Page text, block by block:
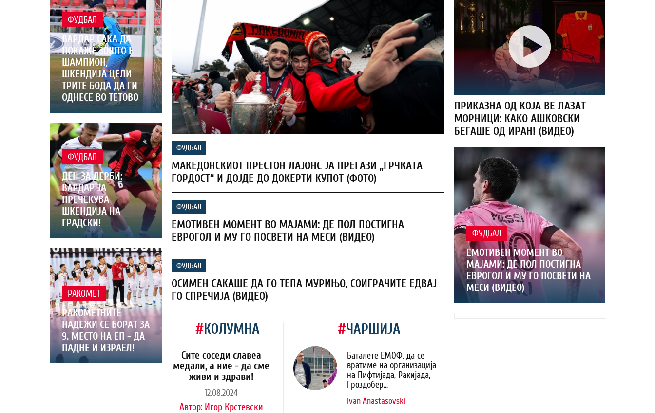
ФУДБАЛ
ВАРДАР САКА ДА
ПОКАЖЕ ЗОШТО Е
ШАМПИОН,
ШКЕНДИЈА ЦЕЛИ
ТРИТЕ БОДА ДА ГИ
ОДНЕСЕ ВО ТЕТОВО
ФУДБАЛ
ДЕН ЗА ДЕРБИ:
ВАРДАР ЈА
ПРЕЧЕКУВА
ШКЕНДИЈА НА
ГРАДСКИ!
РАКОМЕТ
РАКОМЕТНИТЕ
НАДЕЖИ СЕ БОРАТ ЗА
9. МЕСТО НА ЕП - ДА
ПАДНЕ И ИЗРАЕЛ!
ФУДБАЛ
МАКЕДОНСКИОТ ПРЕСТОН ЛАЈОНС ЈА ПРЕГАЗИ „ГРЧКАТА
ГОРДОСТ“ И ДОЈДЕ ДО ДОКЕРТИ КУПОТ (ФОТО)
ФУДБАЛ
ЕМОТИВЕН МОМЕНТ ВО МАЈАМИ: ДЕ ПОЛ ПОСТИГНА
ЕВРОГОЛ И МУ ГО ПОСВЕТИ НА МЕСИ (ВИДЕО)
ФУДБАЛ
ОСИМЕН САКАШЕ ДА ГО ТЕПА МУРИЊО, СОИГРАЧИТЕ ЕДВАЈ
ГО СПРЕЧИЈА (ВИДЕО)
#КОЛУМНА
Сите соседи славеа
медали, а ние - да сме
живи и здрави!
12.08.2024
Автор: Игор Крстевски
#ЧАРШИЈА
Баталете ЕМОФ, да се
вратиме на организација
на Пифтијада, Ракијада,
Гроздобер...
Ivan Anastasovski
ПРИКАЗНА ОД КОЈА ВЕ ЛАЗАТ
МОРНИЦИ: КАКО АШКОВСКИ
БЕГАШЕ ОД ИРАН! (ВИДЕО)
ФУДБАЛ
ЕМОТИВЕН МОМЕНТ ВО
МАЈАМИ: ДЕ ПОЛ ПОСТИГНА
ЕВРОГОЛ И МУ ГО ПОСВЕТИ НА
МЕСИ (ВИДЕО)